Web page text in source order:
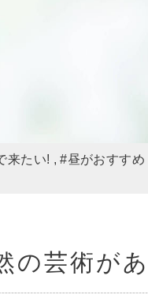
来たい! #昼がおすすめ
の芸術が